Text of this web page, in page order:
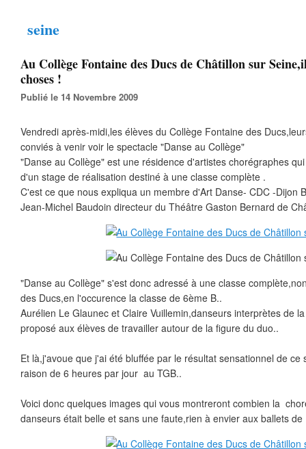
seine
Au Collège Fontaine des Ducs de Châtillon sur
choses !
Publié le 14 Novembre 2009
Vendredi après-midi,les élèves du Collège Fontaine des
conviés à venir voir le spectacle "Danse au Collège"
"Danse au Collège" est une résidence d'artistes chorégraphes
d'un stage de réalisation destiné à une classe complète .
C'est ce que nous expliqua un membre d'Art Danse- CDC -Dijon
Jean-Michel Baudoin directeur du Théâtre Gaston Bernard de
"Danse au Collège" s'est donc adressé à une classe
des Ducs,en l'occurence la classe de 6ème B..
Aurélien Le Glaunec et Claire Vuillemin,danseurs interprètes de
proposé aux élèves de travailler autour de la figure du duo..
Et là,j'avoue que j'ai été bluffée par le résultat sensationnel de
raison de 6 heures par jour au TGB..
Voici donc quelques images qui vous montreront combien la
danseurs était belle et sans une faute,rien à envier aux ballets